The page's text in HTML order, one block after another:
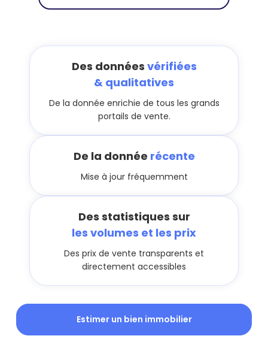
Des données vérifiées
& qualitatives
De la donnée enrichie de tous les grands
portails de vente.
De la donnée récente
Mise à jour fréquemment
Des statistiques sur
les volumes et les prix
Des prix de vente transparents et
directement accessibles
Estimer un bien immobilier